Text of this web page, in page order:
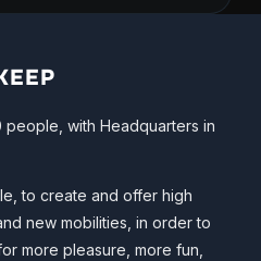
people, with Headquarters in
to create and offer high
new mobilities, in order to
more pleasure, more fun,